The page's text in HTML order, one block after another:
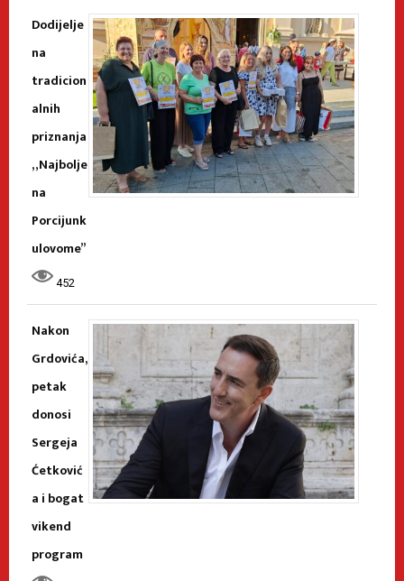
Dodijelje
na
tradicion
alnih
priznanja
„Najbolje
na
Porcijunk
ulovome”
452
Nakon
Grdovića,
petak
donosi
Sergeja
Ćetković
a i bogat
vikend
program